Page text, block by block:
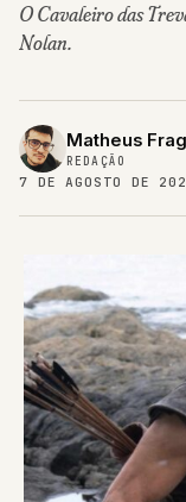
O Cavaleiro das
Nolan.
Matheus
REDAÇÃO
7 DE AGOSTO DE